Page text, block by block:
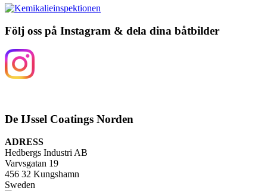
Följ oss på Instagram & dela dina båtbilder
De IJssel Coatings Norden
ADRESS
Hedbergs Industri AB
Varvsgatan 19
456 32 Kungshamn
Sweden